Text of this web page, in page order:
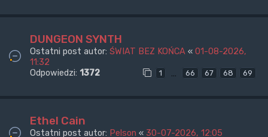
DUNGEON SYNTH
Ostatni post autor: ŚWIAT BEZ KOŃCA « 01-08-2026,
11:32
Odpowiedzi: 1372 1 … 66 67 68 69
Ethel Cain
Ostatni post autor: Pelson « 30-07-2026, 12:05